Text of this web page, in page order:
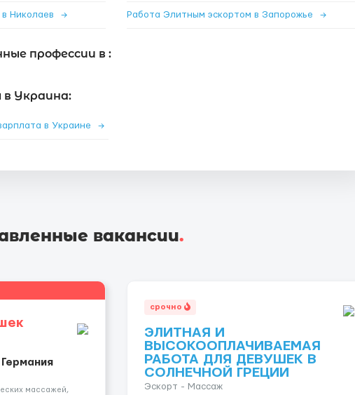
Николаев → Работа Элитным эскортом в Запорожье →
профессии в :
Украина:
в Украине →
вакансии.
Германия
массажей,
срочно
ЭЛИТНАЯ И
ВЫСОКООПЛАЧИВАЕМАЯ
РАБОТА ДЛЯ ДЕВУШЕК В
СОЛНЕЧНОЙ ГРЕЦИИ
Эскорт - Массаж